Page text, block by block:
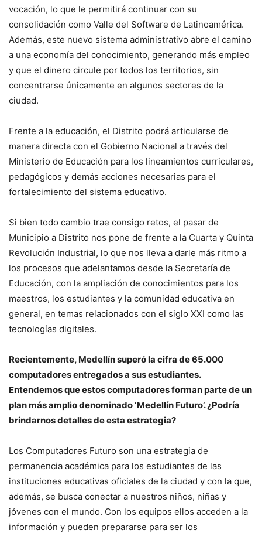
vocación, lo que le permitirá continuar con su
consolidación como Valle del Software de Latinoamérica.
Además, este nuevo sistema administrativo abre el camino
a una economía del conocimiento, generando más empleo
y que el dinero circule por todos los territorios, sin
concentrarse únicamente en algunos sectores de la
ciudad.
Frente a la educación, el Distrito podrá articularse de
manera directa con el Gobierno Nacional a través del
Ministerio de Educación para los lineamientos curriculares,
pedagógicos y demás acciones necesarias para el
fortalecimiento del sistema educativo.
Si bien todo cambio trae consigo retos, el pasar de
Municipio a Distrito nos pone de frente a la Cuarta y Quinta
Revolución Industrial, lo que nos lleva a darle más ritmo a
los procesos que adelantamos desde la Secretaría de
Educación, con la ampliación de conocimientos para los
maestros, los estudiantes y la comunidad educativa en
general, en temas relacionados con el siglo XXI como las
tecnologías digitales.
Recientemente, Medellín superó la cifra de 65.000
computadores entregados a sus estudiantes.
Entendemos que estos computadores forman parte de un
plan más amplio denominado ‘Medellín Futuro’. ¿Podría
brindarnos detalles de esta estrategia?
Los Computadores Futuro son una estrategia de
permanencia académica para los estudiantes de las
instituciones educativas oficiales de la ciudad y con la que,
además, se busca conectar a nuestros niños, niñas y
jóvenes con el mundo. Con los equipos ellos acceden a la
información y pueden prepararse para ser los